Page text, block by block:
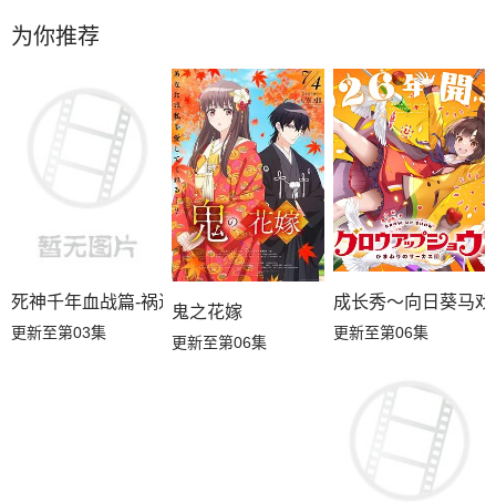
为你推荐
死神千年血战篇-祸进谭-
更新至第03集
鬼之花嫁
更新至第06集
成长秀～向日葵马
更新至第06集